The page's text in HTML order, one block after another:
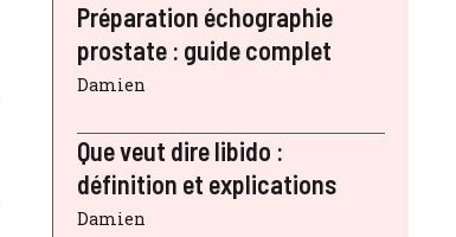
Préparation échographie
prostate : guide complet
Damien
Que veut dire libido :
définition et explications
Damien